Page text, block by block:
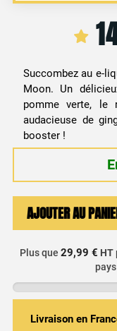
Succombez au e-
Moon. Un
pomme verte, le
audacieuse de
booster !
quantité
liquide
Raisin
AJOUTER AU
Plus que 29,99 € HT
Livraison en